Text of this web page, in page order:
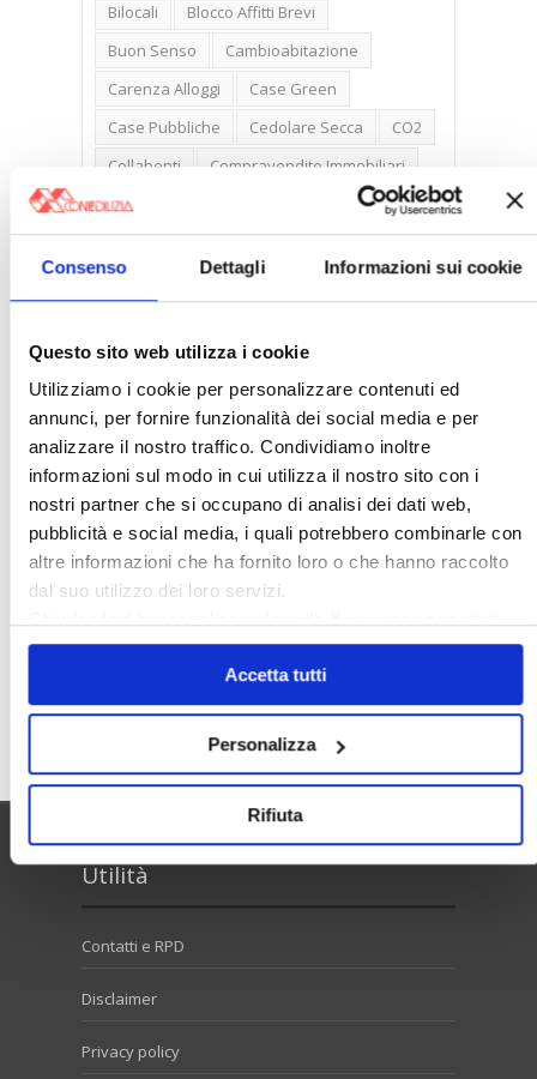
Consenso Dettagli Informazioni sui cookie
Questo sito web utilizza i cookie
Utilizziamo i cookie per personalizzare contenuti ed
annunci, per fornire funzionalità dei social media e per
analizzare il nostro traffico. Condividiamo inoltre
informazioni sul modo in cui utilizza il nostro sito con i
nostri partner che si occupano di analisi dei dati web,
pubblicità e social media, i quali potrebbero combinarle con
altre informazioni che ha fornito loro o che hanno raccolto
dal suo utilizzo dei loro servizi.
solo i cookie necessari.
Accetta tutti
Personalizza
Rifiuta
Bilocali
Blocco Affitti Brevi
Buon Senso
Cambioabitazione
Carenza Alloggi
Case Green
Case Pubbliche
Cedolare Secca
CO2
Collabenti
Compravendite Immobiliari
Condominio
Dirittiproprietà
Emissioni
Firenze
Ideologia Green
Irregolarità Formali
Libero Mercato
Monolocali
New York
Prima Casa
Proprietari Casa
Rendite Catastali
Rivoluzioneliberale
Sommerso
Sunia
Trasferimenti
Valore Case
Utilità
Contatti e RPD
Disclaimer
Privacy policy